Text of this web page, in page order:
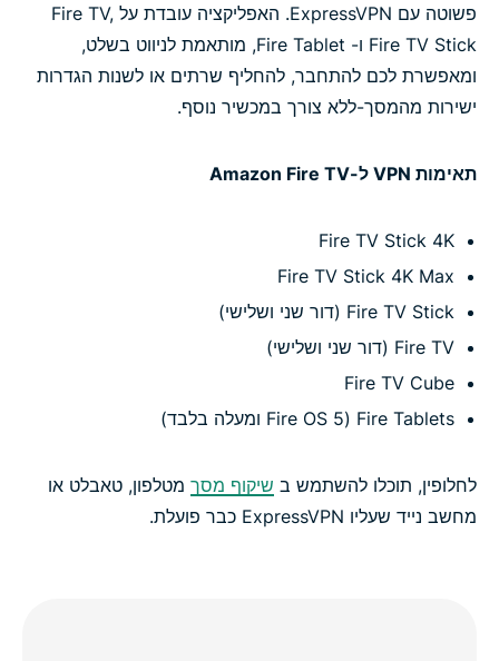
פשוטה עם ExpressVPN. האפליקציה עובדת על Fire TV,
Fire TV Stick ו- Fire Tablet, מותאמת לניווט בשלט,
ומאפשרת לכם להתחבר, להחליף שרתים או לשנות הגדרות
ישירות מהמסך-ללא צורך במכשיר נוסף.
תאימות VPN ל-Amazon Fire TV
Fire TV Stick 4K
Fire TV Stick 4K Max
Fire TV Stick (דור שני ושלישי)
Fire TV (דור שני ושלישי)
Fire TV Cube
Fire Tablets (Fire OS 5 ומעלה בלבד)
לחלופין, תוכלו להשתמש ב שיקוף מסך מטלפון, טאבלט או
מחשב נייד שעליו ExpressVPN כבר פועלת.